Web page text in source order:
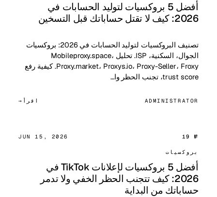
أفضل 5 بروكسيات لتوليد الحسابات في
2026: كيف لا تقتل حساباتك قبل التسخين
تصنيف البروكسيات لتوليد الحسابات في 2026: بروكسيات
الجوال، السكنية، ISP. تحليل Mobileproxy.space،
Proxy.market، Proxys.io، Proxy-Seller، Froxy. كيفية رفع
trust score، تجنب الحظر وا…
ADMINISTRATOR اقرأ
№ 19
JUN 15, 2026
بروكسيات
أفضل 5 بروكسيات لإعلانات TikTok في
2026: كيف تتجنب الحظر الخفي ولا تدمر
حساباتك من البداية